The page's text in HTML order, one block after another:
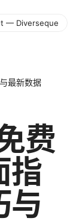
— Diverseque
最新数据
费
指
与